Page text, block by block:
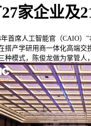
家企业及
席人工智能官（CAIO）”
搭产学研用商一体化高端
种模式，陈俊龙做为掌管人，